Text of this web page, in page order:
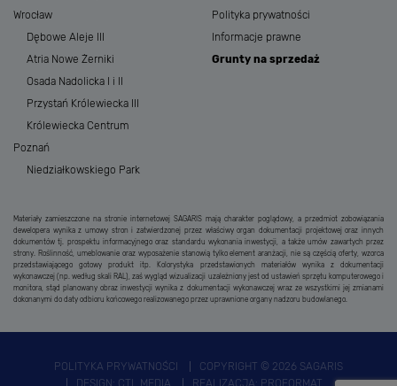
Wrocław
Dębowe Aleje III
Atria Nowe Żerniki
Osada Nadolicka I i II
Przystań Królewiecka III
Królewiecka Centrum
Poznań
Niedziałkowskiego Park
Polityka prywatności
Informacje prawne
Grunty na sprzedaż
Materiały zamieszczone na stronie internetowej SAGARIS mają charakter poglądowy, a przedmiot zobowiązania
dewelopera wynika z umowy stron i zatwierdzonej przez właściwy organ dokumentacji projektowej oraz innych
dokumentów tj. prospektu informacyjnego oraz standardu wykonania inwestycji, a także umów zawartych przez
strony. Roślinność, umeblowanie oraz wyposażenie stanowią tylko element aranżacji, nie są częścią oferty, wzorca
przedstawiającego gotowy produkt itp. Kolorystyka przedstawionych materiałów wynika z dokumentacji
wykonawczej (np. według skali RAL), zaś wygląd wizualizacji uzależniony jest od ustawień sprzętu komputerowego i
monitora, stąd planowany obraz inwestycji wynika z dokumentacji wykonawczej wraz ze wszystkimi jej zmianami
dokonanymi do daty odbioru końcowego realizowanego przez uprawnione organy nadzoru budowlanego.
POLITYKA PRYWATNOŚCI
COPYRIGHT © 2026 SAGARIS
DESIGN: CTL MEDIA REALIZACJA: PROFORMAT